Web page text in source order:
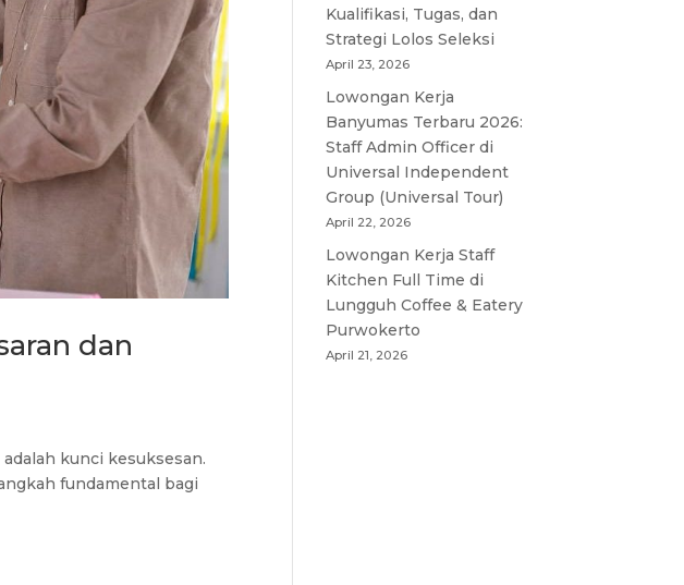
dan
kunci kesuksesan.
fundamental bagi
Kualifikasi, Tugas, dan
Strategi Lolos Seleksi
April 23, 2026
Lowongan Kerja
Banyumas Terbaru 2026:
Staff Admin Officer di
Universal Independent
Group (Universal Tour)
April 22, 2026
Lowongan Kerja Staff
Kitchen Full Time di
Lungguh Coffee & Eatery
Purwokerto
April 21, 2026